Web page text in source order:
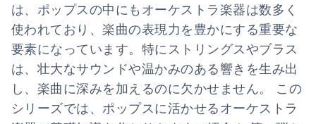
は、ポップスの中にもオーケストラ楽器は数多く
使われており、楽曲の表現力を豊かにする重要な
要素になっています。特にストリングスやブラス
は、壮大なサウンドや温かみのある響きを生み出
し、楽曲に深みを加えるのに欠かせません。 この
シリーズでは、ポップスに活かせるオーケストラ